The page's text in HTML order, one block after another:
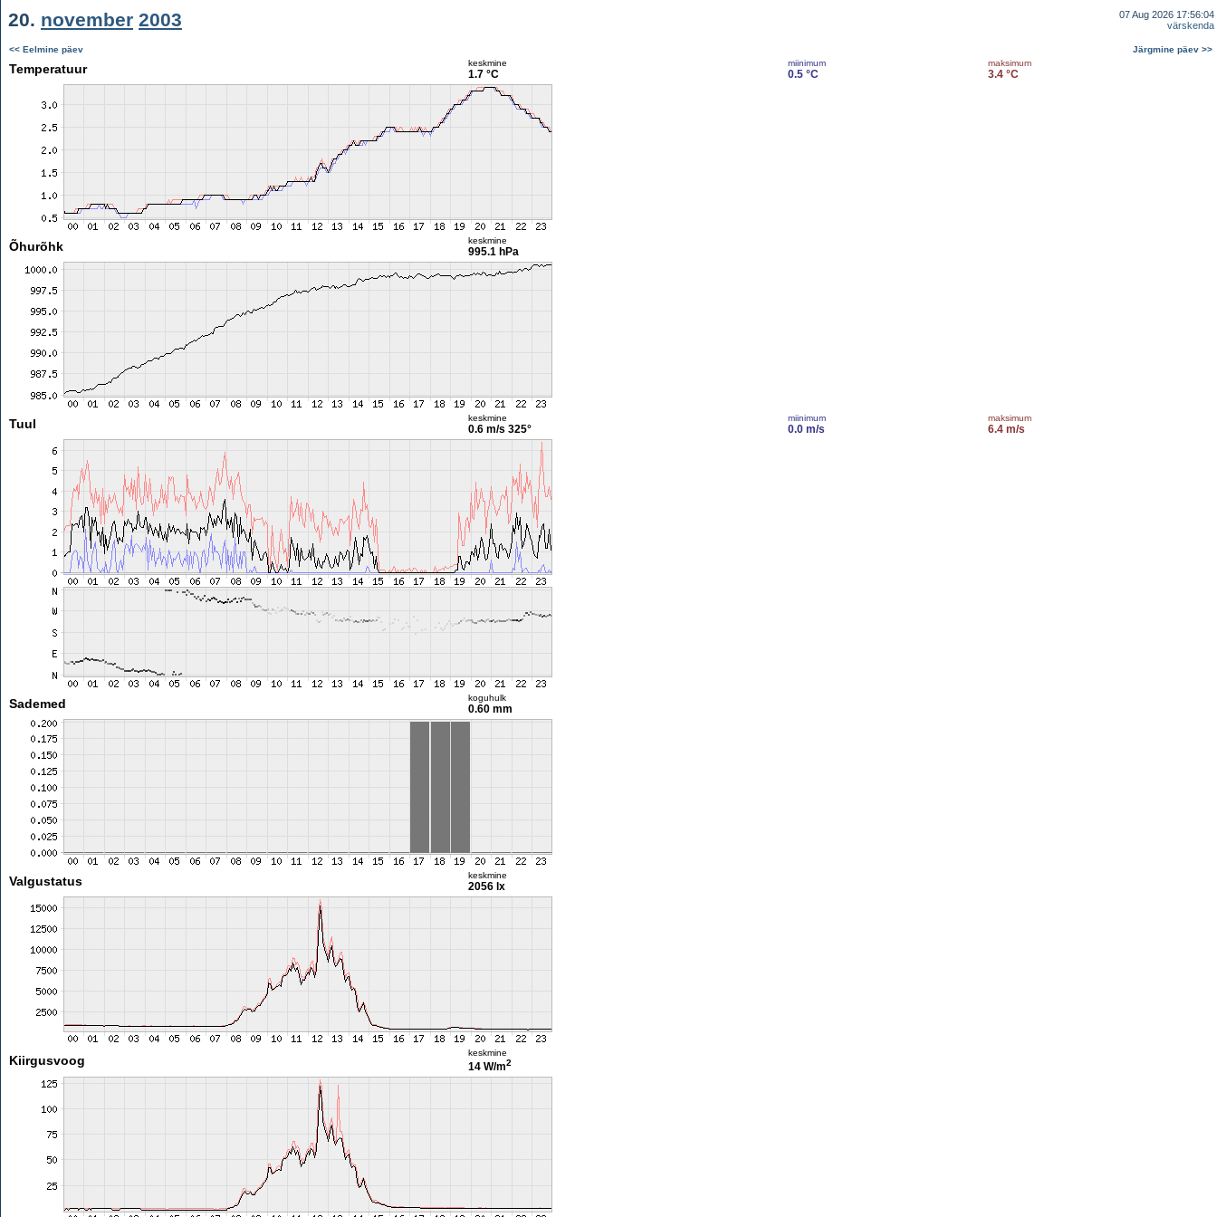
20. november 2003
07 Aug 2026 17:56:04
värskenda
<< Eelmine päev Järgmine päev >>
Temperatuur keskmine
1.7 °C
miinimum
0.5 °C
maksimum
3.4 °C
Õhurõhk keskmine
995.1 hPa
Tuul keskmine
0.6 m/s 325°
miinimum
0.0 m/s
maksimum
6.4 m/s
Sademed koguhulk
0.60 mm
Valgustatus keskmine
2056 lx
Kiirgusvoog
keskmine
14 W/m2